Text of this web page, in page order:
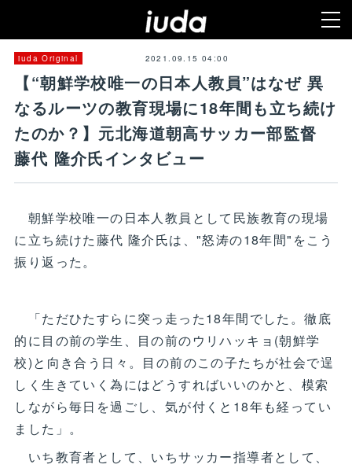
iuda Original 2021.09.15 04:00
【“朝鮮学校唯一の日本人教員”はなぜ 異
なるルーツの教育現場に18年間も立ち続け
たのか？】元北海道朝高サッカー部監督
藤代 隆介氏インタビュー
朝鮮学校唯一の日本人教員として民族教育の現場
に立ち続けた藤代 隆介氏は、"怒涛の18年間"をこう
振り返った。
「ただひたすらに突っ走った18年間でした。徹底
的に目の前の学生、目の前のウリハッキョ(朝鮮学
校)と向き合う日々。目の前のこの子たちが社会で逞
しく生きていく為にはどうすればいいのかと、模索
しながら毎日を過ごし、気が付くと18年も経ってい
ました」。
いち教育者として、いちサッカー指導者として、